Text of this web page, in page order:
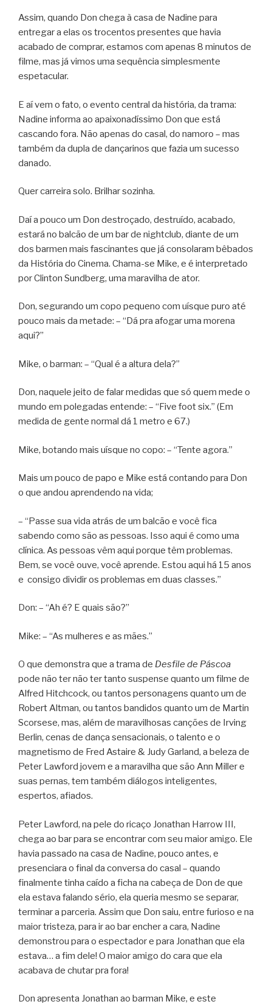
Assim, quando Don chega à casa de Nadine para
entregar a elas os trocentos presentes que havia
acabado de comprar, estamos com apenas 8 minutos de
filme, mas já vimos uma sequência simplesmente
espetacular.
E aí vem o fato, o evento central da história, da trama:
Nadine informa ao apaixonadíssimo Don que está
cascando fora. Não apenas do casal, do namoro – mas
também da dupla de dançarinos que fazia um sucesso
danado.
Quer carreira solo. Brilhar sozinha.
Daí a pouco um Don destroçado, destruído, acabado,
estará no balcão de um bar de nightclub, diante de um
dos barmen mais fascinantes que já consolaram bêbados
da História do Cinema. Chama-se Mike, e é interpretado
por Clinton Sundberg, uma maravilha de ator.
Don, segurando um copo pequeno com uísque puro até
pouco mais da metade: – “Dá pra afogar uma morena
aqui?”
Mike, o barman: – “Qual é a altura dela?”
Don, naquele jeito de falar medidas que só quem mede o
mundo em polegadas entende: – “Five foot six.” (Em
medida de gente normal dá 1 metro e 67.)
Mike, botando mais uísque no copo: – “Tente agora.”
Mais um pouco de papo e Mike está contando para Don
o que andou aprendendo na vida;
– “Passe sua vida atrás de um balcão e você fica
sabendo como são as pessoas. Isso aqui é como uma
clínica. As pessoas vêm aqui porque têm problemas.
Bem, se você ouve, você aprende. Estou aqui há 15 anos
e consigo dividir os problemas em duas classes.”
Don: – “Ah é? E quais são?”
Mike: – “As mulheres e as mães.”
O que demonstra que a trama de Desfile de Páscoa
pode não ter não ter tanto suspense quanto um filme de
Alfred Hitchcock, ou tantos personagens quanto um de
Robert Altman, ou tantos bandidos quanto um de Martin
Scorsese, mas, além de maravilhosas canções de Irving
Berlin, cenas de dança sensacionais, o talento e o
magnetismo de Fred Astaire & Judy Garland, a beleza de
Peter Lawford jovem e a maravilha que são Ann Miller e
suas pernas, tem também diálogos inteligentes,
espertos, afiados.
Peter Lawford, na pele do ricaço Jonathan Harrow III,
chega ao bar para se encontrar com seu maior amigo. Ele
havia passado na casa de Nadine, pouco antes, e
presenciara o final da conversa do casal – quando
finalmente tinha caído a ficha na cabeça de Don de que
ela estava falando sério, ela queria mesmo se separar,
terminar a parceria. Assim que Don saiu, entre furioso e na
maior tristeza, para ir ao bar encher a cara, Nadine
demonstrou para o espectador e para Jonathan que ela
estava… a fim dele! O maior amigo do cara que ela
acabava de chutar pra fora!
Don apresenta Jonathan ao barman Mike, e este